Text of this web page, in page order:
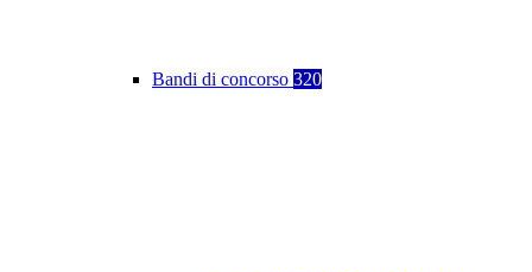
Bandi di concorso 320